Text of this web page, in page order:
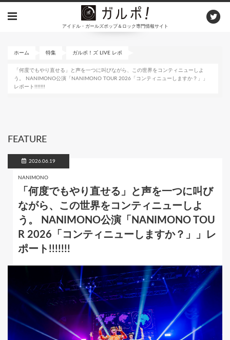
アイドル・ガールズポップ＆ロック専門情報サイト
ホーム 特集 ガルポ！ズ LIVE レポ
「何度でもやり直せる」と声を一つに叫びながら、この世界をコンティニューしよ
う。 NANIMONO公演「NANIMONO TOUR 2026「コンティニューしますか？」」
レポート!!!!!!!
FEATURE
2026.06.19
NANIMONO
「何度でもやり直せる」と声を一つに叫び
ながら、この世界をコンティニューしよ
う。 NANIMONO公演「NANIMONO TOU
R 2026「コンティニューしますか？」」レ
ポート!!!!!!!